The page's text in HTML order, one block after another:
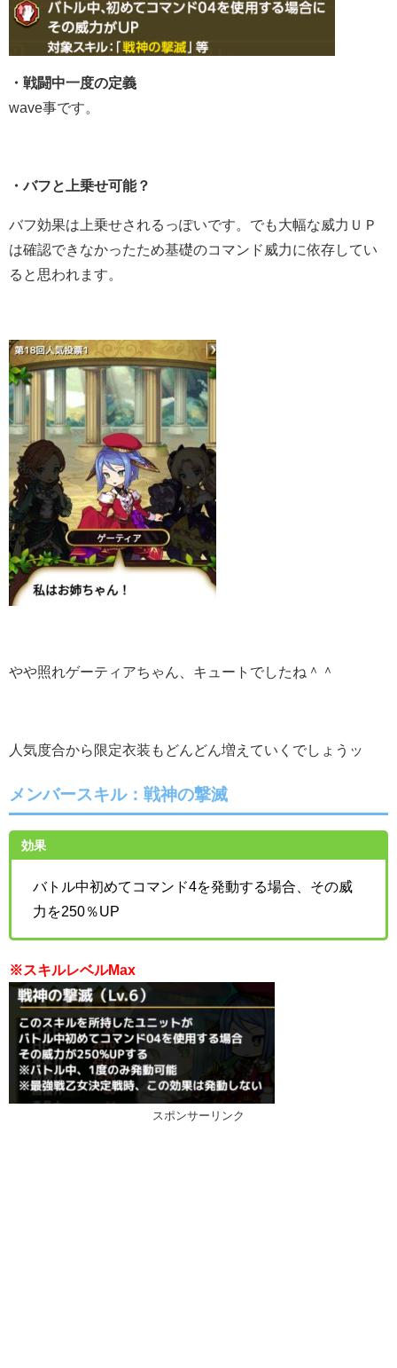
・戦闘中一度の定義
wave事です。
・バフと上乗せ可能？
バフ効果は上乗せされるっぽいです。でも大幅な威力ＵＰ
は確認できなかったため基礎のコマンド威力に依存してい
ると思われます。
やや照れゲーティアちゃん、キュートでしたね＾＾
人気度合から限定衣装もどんどん増えていくでしょうッ
メンバースキル：戦神の撃滅
効果
バトル中初めてコマンド4を発動する場合、その威
力を250％UP
※スキルレベルMax
スポンサーリンク